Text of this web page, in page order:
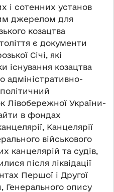
і сотенних установ
джерелом для
козацтва
є документи
Січі, які
існування козацтва
адміністративно-
Лівобережної України-
в фондах
Канцелярії
військового
канцелярій та судів,
після ліквідації
Першої і Другої
Генерального опису